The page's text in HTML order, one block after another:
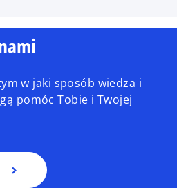
w jaki sposób wiedza i
pomóc Tobie i Twojej